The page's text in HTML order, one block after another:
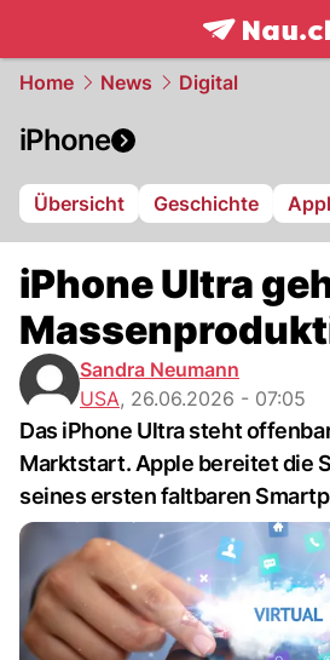
frontpage.
Home News Digital
iPhone
Übersicht Geschichte
iPhone Ultra
Sandra Neumann
USA, 26.06.2026 - 07:05
Das iPhone Ultra steht
Marktstart. Apple bereitet die
seines ersten faltbaren